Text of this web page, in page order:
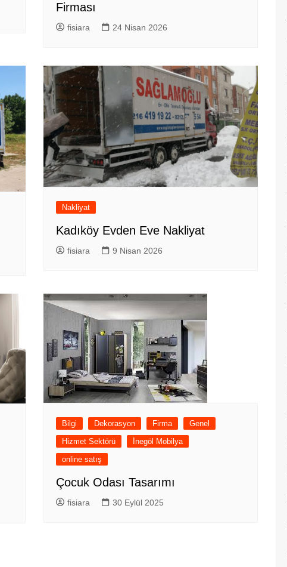
Firması
fisiara 24 Nisan 2026
Nakliyat
Kadıköy Evden Eve Nakliyat
fisiara 9 Nisan 2026
Bilgi Dekorasyon Firma
Genel
Hizmet Sektörü
İnegöl Mobilya
online satış
Çocuk Odası Tasarımı
fisiara 30 Eylül 2025